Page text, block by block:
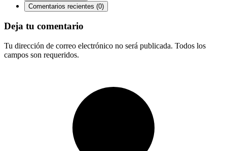
Comentarios recientes (0)
Deja tu comentario
Tu dirección de correo electrónico no será publicada. Todos los
campos son requeridos.